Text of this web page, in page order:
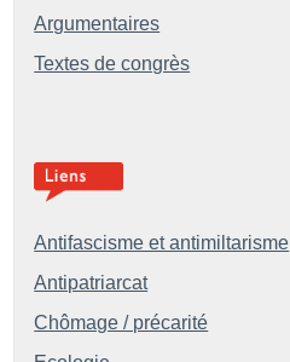
Argumentaires
Textes de congrès
Antifascisme et antimiltarisme
Antipatriarcat
Chômage / précarité